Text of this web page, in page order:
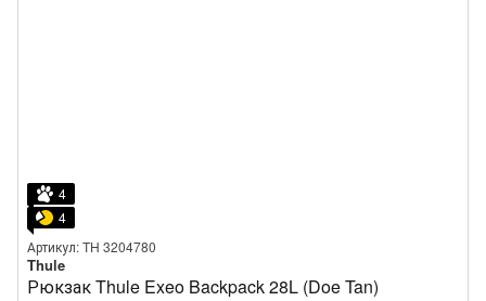
4
4
Артикул: TH 3204780
Thule
Рюкзак Thule Exeo Backpack 28L (Doe Tan)